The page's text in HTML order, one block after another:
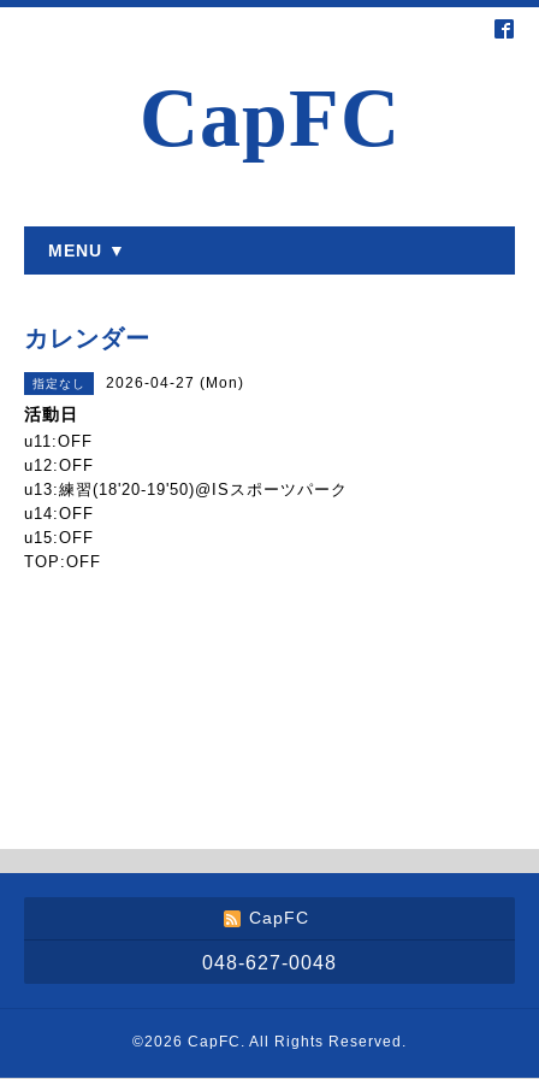
CapFC
MENU ▼
カレンダー
指定なし 2026-04-27 (Mon)
活動日
u11:OFF
u12:OFF
u13:練習(18'20-19'50)@ISスポーツパーク
u14:OFF
u15:OFF
TOP:OFF
CapFC
048-627-0048
©2026 CapFC . All Rights Reserved.